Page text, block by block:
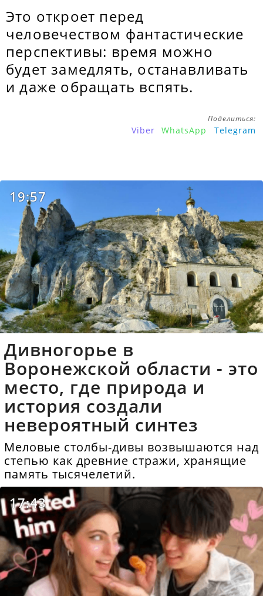
Это откроет перед
человечеством фантастические
перспективы: время можно
будет замедлять, останавливать
и даже обращать вспять.
Поделиться:
Viber WhatsApp Telegram
19:57
Дивногорье в
Воронежской области - это
место, где природа и
история создали
невероятный синтез
Меловые столбы-дивы возвышаются над
степью как древние стражи, хранящие
память тысячелетий.
17:43